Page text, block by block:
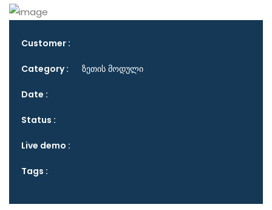
Customer :
Category : ზეთის მოდული
Date :
Status :
Live demo :
Tags :